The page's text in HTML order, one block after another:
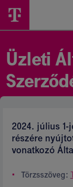
Üzleti
Szerződési
Feltételek
Főmenü
lehetőségek
Üzleti
2024. július
részére
vonatkozó
Törzsszöveg: